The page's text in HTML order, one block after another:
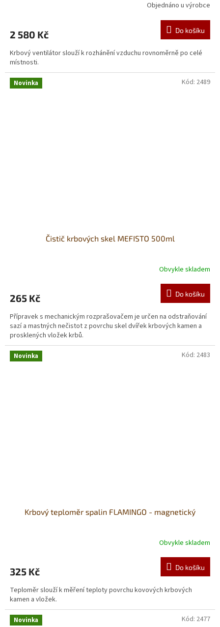
Objednáno u výrobce
2 580 Kč Do košíku
Krbový ventilátor slouží k rozhánění vzduchu rovnoměrně po celé
místnosti.
Novinka
Čistič krbových skel MEFISTO 500ml
Obvykle skladem
265 Kč Do košíku
Přípravek s mechanickým rozprašovačem je určen na odstraňování
sazí a mastných nečistot z povrchu skel dvířek krbových kamen a
prosklených vložek krbů.
Kód: 2489
Novinka
Krbový teploměr spalin FLAMINGO - magnetický
Obvykle skladem
325 Kč Do košíku
Teploměr slouží k měření teploty povrchu kovových krbových
kamen a vložek.
Kód: 2483
Novinka Kód: 2477